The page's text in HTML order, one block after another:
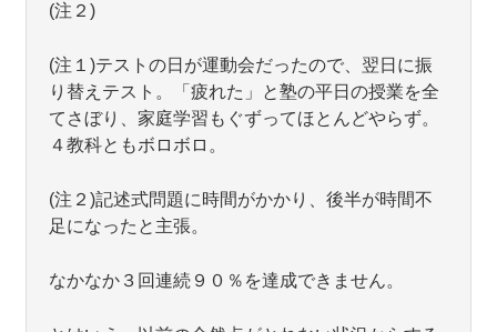
(注２)
(注１)テストの日が運動会だったので、翌日に振
り替えテスト。「疲れた」と塾の平日の授業を全
てさぼり、家庭学習もぐずってほとんどやらず。
４教科ともボロボロ。
(注２)記述式問題に時間がかかり、後半が時間不
足になったと主張。
なかなか３回連続９０％を達成できません。